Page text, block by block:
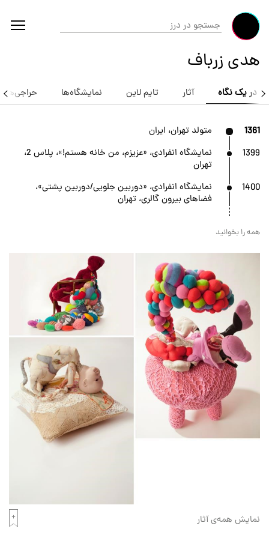
هدی زرباف
در یک نگاه آثار تایم لاین نمایشگاه‌ها حراجی‌ها
1361 متولد تهران، ایران
1399
نمایشگاه انفرادی، «عزیزم، من خانه هستم!»، پلاس 2،
تهران
1400
نمایشگاه انفرادی، «دوربین جلویی/دوربین پشتی»،
فضاهای بیرون گالری، تهران
همه را بخوانید
نمایش همه‌ی آثار